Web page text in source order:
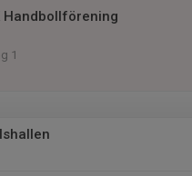
Handbollförening
1